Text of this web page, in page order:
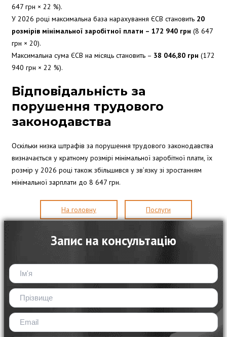
647 грн × 22 %).
У 2026 році максимальна база нарахування ЄСВ становить 20
розмірів мінімальної заробітної плати – 172 940 грн (8 647
грн × 20).
Максимальна сума ЄСВ на місяць становить – 38 046,80 грн (172
940 грн × 22 %).
Відповідальність за
порушення трудового
законодавства
Оскільки низка штрафів за порушення трудового законодавства
визначається у кратному розмірі мінімальної заробітної плати, їх
розмір у 2026 році також збільшився у зв’язку зі зростанням
мінімальної зарплати до 8 647 грн.
На головну Послуги
Запис на консультацію